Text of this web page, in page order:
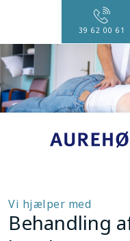
39 62 00 61
Vi hjælper med​
Behandling